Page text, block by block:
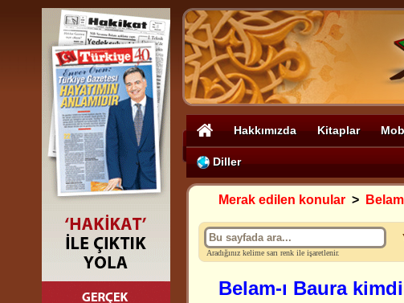
Hakkımızda Kitaplar
Diller
Merak edilen konular >
Aradığınız kelime sarı renk ile işaretlenir.
Belam-ı Baura